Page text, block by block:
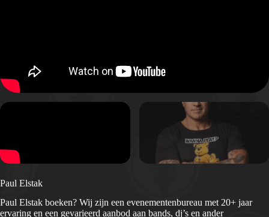
Paul Elstak
Paul Elstak boeken? Wij zijn een evenementenbureau met 20+ jaar
ervaring en een gevarieerd aanbod aan bands, dj’s en ander